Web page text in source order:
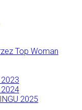
Top Woman
2025